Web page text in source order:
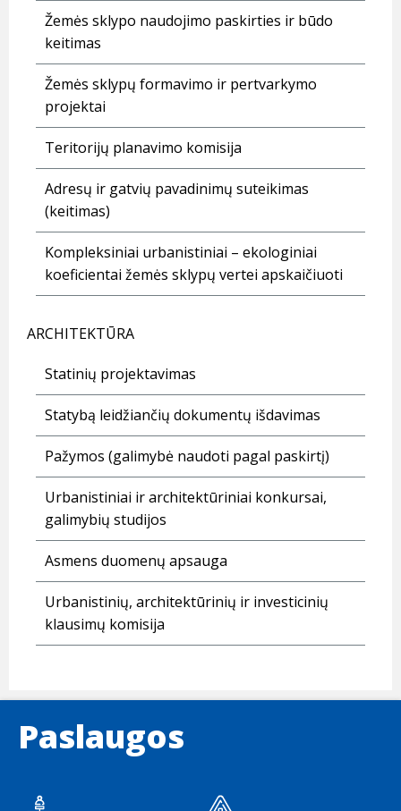
Žemės sklypo naudojimo paskirties ir būdo
keitimas
Žemės sklypų formavimo ir pertvarkymo
projektai
Teritorijų planavimo komisija
Adresų ir gatvių pavadinimų suteikimas
(keitimas)
Kompleksiniai urbanistiniai – ekologiniai
koeficientai žemės sklypų vertei apskaičiuoti
ARCHITEKTŪRA
Statinių projektavimas
Statybą leidžiančių dokumentų išdavimas
Pažymos (galimybė naudoti pagal paskirtį)
Urbanistiniai ir architektūriniai konkursai,
galimybių studijos
Asmens duomenų apsauga
Urbanistinių, architektūrinių ir investicinių
klausimų komisija
Paslaugos